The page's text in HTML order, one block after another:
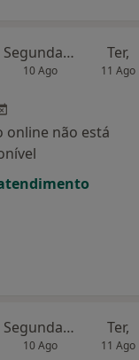
Segunda-feira
10 Ago
Ter,
11 Ago
online não está
Segunda-feira
10 Ago
Ter,
11 Ago